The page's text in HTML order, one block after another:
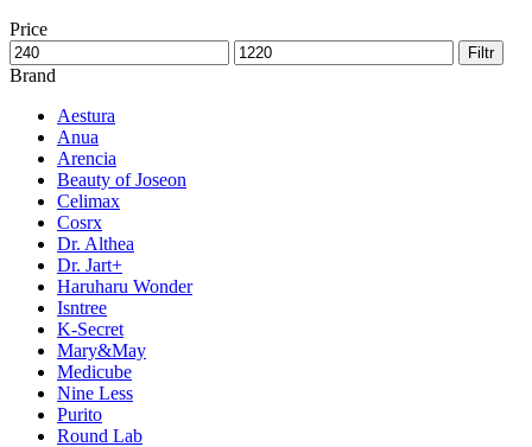
Price
Filtr
Brand
Aestura
Anua
Arencia
Beauty of Joseon
Celimax
Cosrx
Dr. Althea
Dr. Jart+
Haruharu Wonder
Isntree
K-Secret
Mary&May
Medicube
Nine Less
Purito
Round Lab